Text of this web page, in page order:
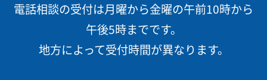
電話相談の受付は月曜から金曜の午前10時から
午後5時までです。
地方によって受付時間が異なります。